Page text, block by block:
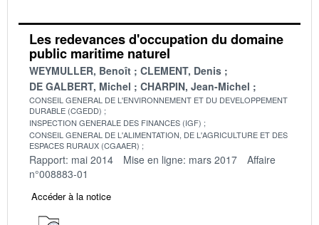
Les redevances d'occupation du domaine
public maritime naturel
WEYMULLER, Benoît
CLEMENT, Denis
DE GALBERT, Michel
CHARPIN, Jean-Michel
CONSEIL GENERAL DE L'ENVIRONNEMENT ET DU DEVELOPPEMENT
DURABLE (CGEDD)
INSPECTION GENERALE DES FINANCES (IGF)
CONSEIL GENERAL DE L'ALIMENTATION, DE L'AGRICULTURE ET DES
ESPACES RURAUX (CGAAER)
Rapport: mai 2014 Mise en ligne: mars 2017
Affaire
n°008883-01
Accéder à la notice